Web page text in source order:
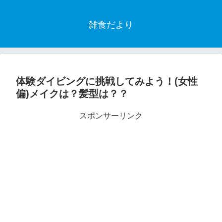
雑食だより
体験ダイビングに挑戦してみよう！(女性
偏)メイクは？髪型は？？
スポンサーリンク